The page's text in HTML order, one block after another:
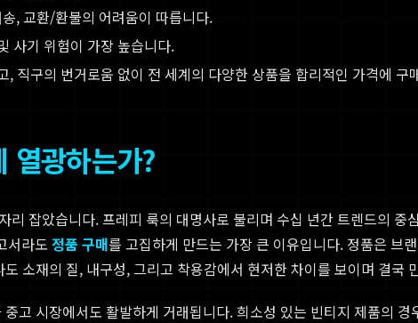
, 교환/환불의 어려움이 따릅니다.
사기 위험이 가장 높습니다.
, 직구의 번거로움 없이 전 세계의 다양한 상품을 합리적인 가격에 구
열광하는가?
잡았습니다. 프레피 룩의 대명사로 불리며 수십 년간 트렌드의
서라도 정품 구매를 고집하게 만드는 가장 큰 이유입니다. 정품은 브
소재의 질, 내구성, 그리고 착용감에서 현저한 차이를 보이며 결국
고 시장에서도 활발하게 거래됩니다. 희소성 있는 빈티지 제품의